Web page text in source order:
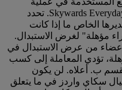
الشراء مرتبطة بتطبيق Skywards Everyday. تحدد
الخاص ما إذا كانت
مؤهلة" لغرض الاستبدال.
من عرض الاستبدال في
تؤدي المعاملة إلى كسب
ب. أعلاه. لن يكون
سكاي واردز في ما يتعلق